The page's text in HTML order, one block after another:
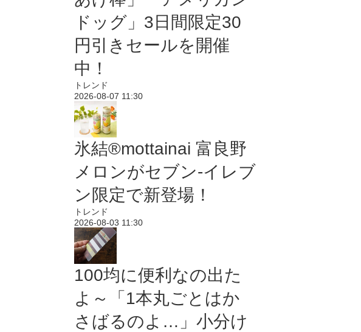
ドッグ」3日間限定30
円引きセールを開催
中！
トレンド
2026-08-07 11:30
氷結®mottainai 富良野
メロンがセブン‐イレブ
ン限定で新登場！
トレンド
2026-08-03 11:30
100均に便利なの出た
よ～「1本丸ごとはか
さばるのよ…」小分け